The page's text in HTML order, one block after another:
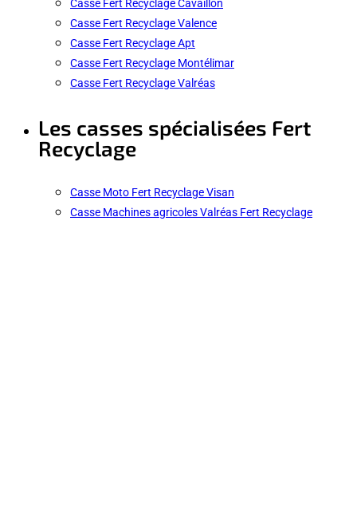
Casse Fert Recyclage Valence
Casse Fert Recyclage Apt
Casse Fert Recyclage Montélimar
Casse Fert Recyclage Valréas
Les casses spécialisées Fert
Recyclage
Casse Moto Fert Recyclage Visan
Casse Machines agricoles Valréas Fert Recyclage